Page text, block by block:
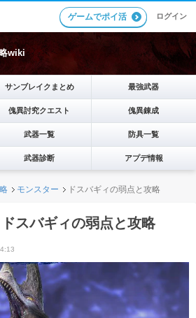
ゲームでポイ活 ログイン
wiki
サンブレイクまとめ 最強武器
傀異討究クエスト 傀異錬成
武器一覧 防具一覧
武器診断 アプデ情報
モンスター ドスバギィの弱点と攻略
ドスバギィの弱点と攻略